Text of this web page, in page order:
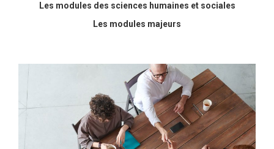
Les modules des sciences humaines et sociales
Les modules majeurs